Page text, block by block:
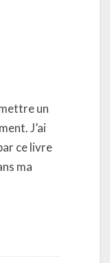
un
J’ai
ce livre
ma